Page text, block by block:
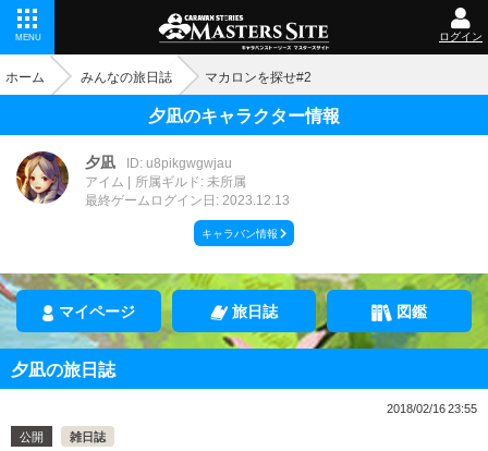
MENU ログイン
ホーム みんなの旅日誌 マカロンを探せ#2
夕凪のキャラクター情報
夕凪
ID: u8pikgwgwjau
アイム
所属ギルド: 未所属
最終ゲームログイン日: 2023.12.13
キャラバン情報
マイページ 旅日誌 図鑑
夕凪の旅日誌
2018/02/16 23:55
公開
雑日誌